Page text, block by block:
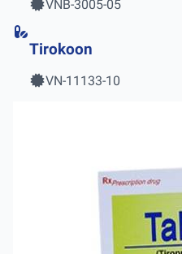
VNB-3005-05
Tirokoon
VN-11133-10